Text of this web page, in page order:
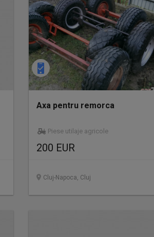
Axa pentru remorca
Piese utilaje agricole
200 EUR
Cluj-Napoca, Cluj